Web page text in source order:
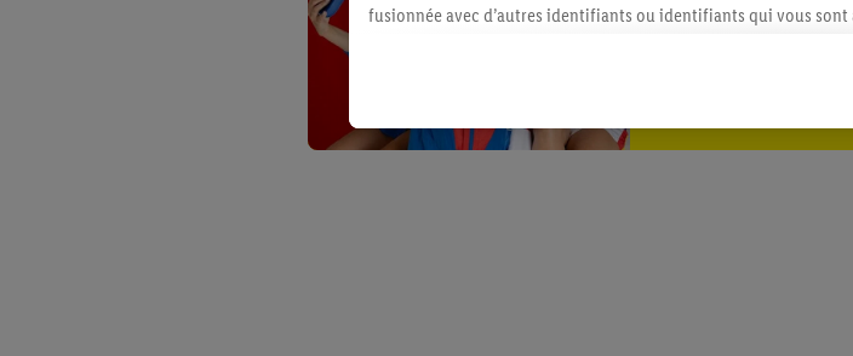
fusionnée avec d’autres identifiants ou identifiants qui vous
vous avez montré de l’intérêt (par exemple en plaçant le produit
l’achat) peuvent également être affichées sur plusieurs
plusieurs services de Lidl peuvent vous être attribués en utilisant